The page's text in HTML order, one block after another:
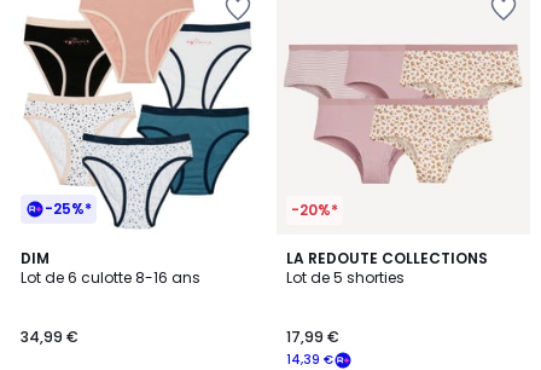
-25%*
DIM
Lot de 6 culotte 8-16 ans
34,99 €
5
/
-20%*
LA REDOUTE COLLECTIONS
Lot de 5 shorties
14,39 €
17,99 €
4,7
/ 5